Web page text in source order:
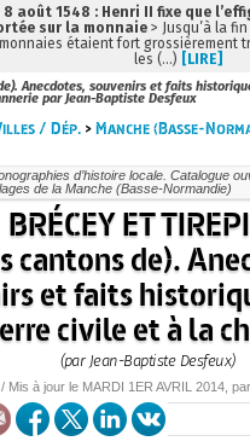
de). Anecdotes, souvenirs et faits
par Jean-Baptiste Desfeux
/ Dép. >Manche (Basse-
d’histoire locale. Catalogue
de la Manche (Basse-Normandie)
BRÉCEY ET
cantons de).
et faits
civile et à la
(par Jean-Baptiste Desfeux)
/ Mis à jour le MARDI 1ER AVRIL 2014,
8 août 1548 : Henri II fixe que
sur la monnaie > Jusqu’à la
monnaies étaient fort grossièrement
les (…) [LIRE]